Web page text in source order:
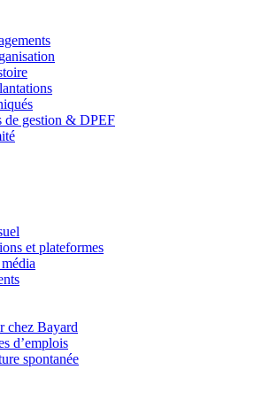
de gestion & DPEF
et plateformes
chez Bayard
d’emplois
spontanée